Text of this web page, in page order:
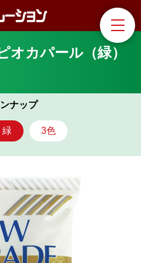
オカパール（緑）
ナップ
緑 3色